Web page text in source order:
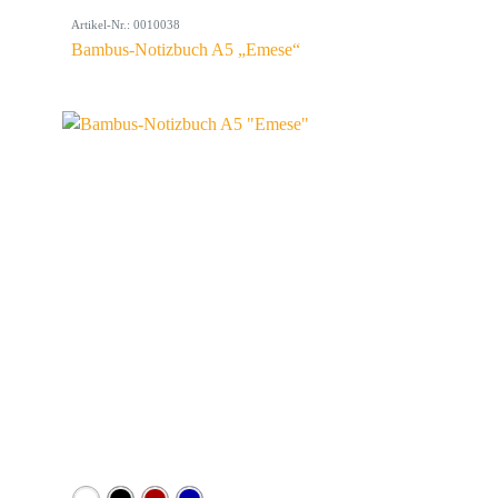
Artikel-Nr.: 0010038
Bambus-Notizbuch A5 „Emese“